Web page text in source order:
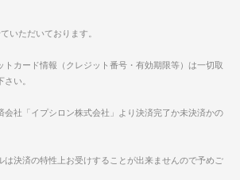
いただいております。
トカード情報（クレジット番号・有効期限等）は一切取
い。
会社「イプシロン株式会社」より決済完了か未決済かの
は決済の特性上お受けすることが出来ませんので予めご